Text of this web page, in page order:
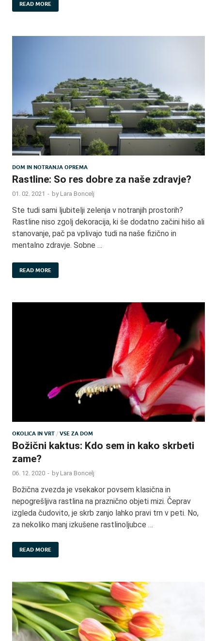
READ MORE
DOM IN NOTRANJA OPREMA
Rastline: So res dobre za naše zdravje?
01. 02. 2021 - by Lara Boncelj
Ste tudi sami ljubitelji zelenja v notranjih prostorih?
Rastline niso zgolj dekoracija, ki še dodatno začini hišo ali
stanovanje, pač pa vplivajo tudi na naše fizično in
mentalno zdravje. Sobne …
READ MORE
OKOLICA IN VRT / VSE ZA DOM
Božični kaktus: Kdo sem in kako skrbeti
zame?
06. 12. 2020 - by Lara Boncelj
Božična zvezda je vsekakor povsem klasična in
nepogrešljiva rastlina na praznično objeti mizi. Čeprav
izgleda čudovito, je skrb zanjo lahko pravi trn v peti. No,
za nekoliko manj izkušene rastlinoljubce …
READ MORE